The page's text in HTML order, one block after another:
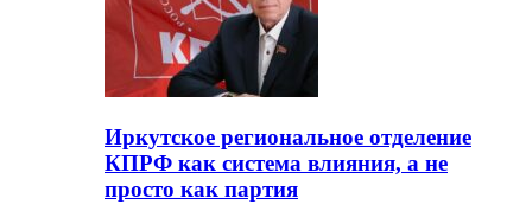
Иркутское региональное отделение
КПРФ как система влияния, а не
просто как партия